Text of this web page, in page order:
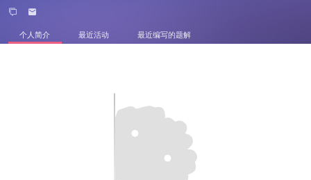
个人简介 最近活动 最近编写的题解